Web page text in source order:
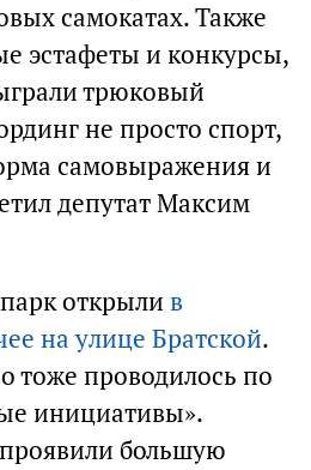
самокатах. Также
эстафеты и конкурсы,
трюковый
не просто спорт,
самовыражения и
депутат Максим
открыли в
на улице Братской.
тоже проводилось по
инициативы».
большую